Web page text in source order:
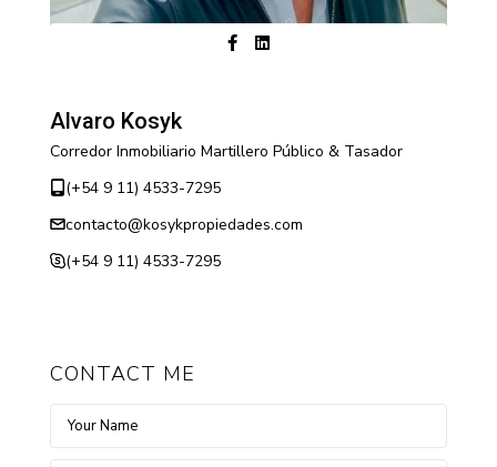
Alvaro Kosyk
Corredor Inmobiliario Martillero Público & Tasador
(+54 9 11) 4533-7295
contacto@kosykpropiedades.com
(+54 9 11) 4533-7295
CONTACT ME